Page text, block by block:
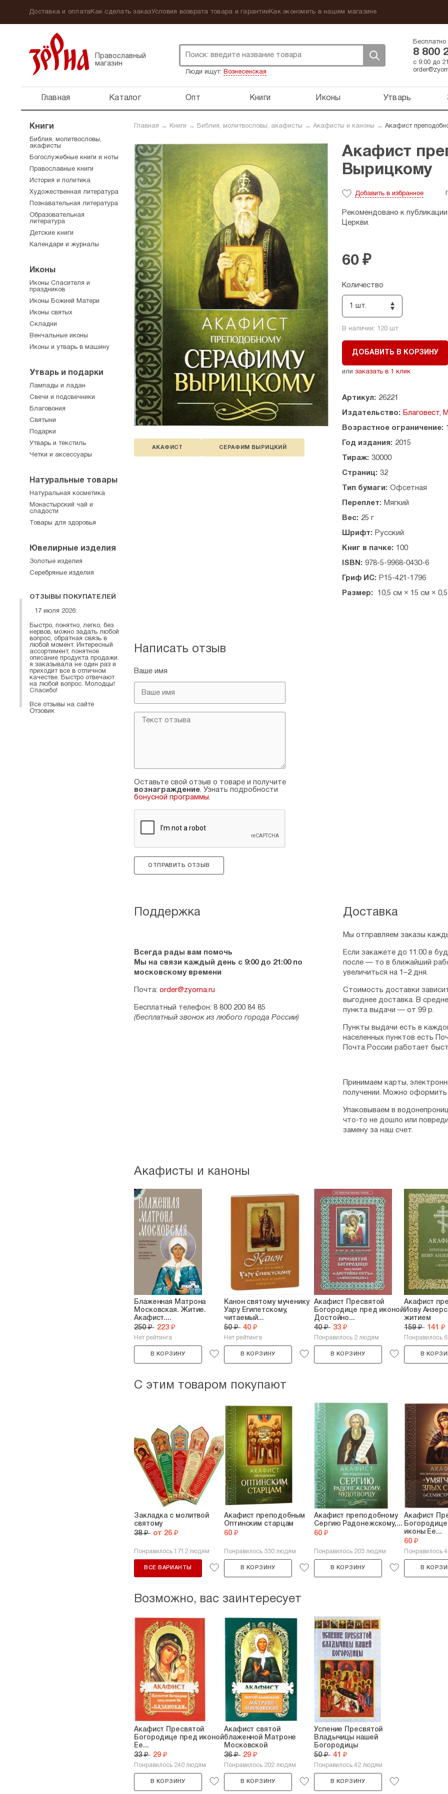
Доставка и оплатаКак сделать заказУсловия возврата товара и гарантии Как экономить в нашем магазине
Православный
магазин
Люди ищут: Вознесенская
Бесплатно
8 800
с 9:00 до
Главная Каталог Опт Книги Иконы Утварь
Главная → Книги → Библия, молитвословы, акафисты → Акафисты и каноны → Акафист
АКАФИСТ СЕРАФИМ ВЫРИЦКИЙ
Акафист
Вырицкому
Добавить в избранное
Рекомендовано к
Церкви.
60 ₽
Количество
1 шт.
В наличии: 120шт.
ДОБАВИТЬ В КОРЗИНУ
или заказать в 1 клик
Артикул: 26221
Издательство: Благовест,
Возрастное ограничение:
Год издания: 2015
Тираж: 30000
Страниц: 32
Тип бумаги: Офсетная
Переплет: Мягкий
Вес: 25 г
Шрифт: Русский
Книг в пачке: 100
ISBN: 978-5-9968-0430-6
Гриф ИС: Р15-421-1796
Размер: 10,5 см × 15 см ×
Написать отзыв
Ваше имя
Оставьте свой отзыв о товаре и получите
вознаграждение. Узнать подробности
бонусной программы.
ОТПРАВИТЬ ОТЗЫВ
Поддержка
Всегда рады вам помочь
Мы на связи каждый день с 9:00 до 21:00 по
московскому времени
Почта: order@zyorna.ru
Бесплатный телефон: 8 800 200 84 85
(бесплатный звонок из любого города России)
Доставка
Мы отправляем заказы
Если закажете до 11:00 в
после — то в ближайший
увеличиться на 1–2 дня.
Стоимость доставки
выгоднее доставка. В
пункта выдачи — от 99 р.
Пункты выдачи есть в
населенных пунктов есть
Почта России работает
Принимаем карты,
получении. Можно оформить
Упаковываем в
что-то не дошло или
замену за наш счет.
Акафисты и каноны
Блаженная Матрона
Московская. Житие.
Акафист....
250 ₽ 223 ₽
Нет рейтинга
В КОРЗИНУ
Канон святому мученику
Уару Египетскому,
читаемый...
50 ₽ 40 ₽
Нет рейтинга
В КОРЗИНУ
Акафист Пресвятой
Богородице пред иконой
Достойно...
40 ₽ 33 ₽
Понравилось 2 людям
В КОРЗИНУ
Акафист
Иову
житием
159 ₽ 141 ₽
Понравилось
В
С этим товаром покупают
Закладка с молитвой
святому
38 ₽ от 26 ₽
Понравилось 1712 людям
ВСЕ ВАРИАНТЫ
Акафист преподобным
Оптинским старцам
60 ₽
Понравилось 330 людям
В КОРЗИНУ
Акафист преподобному
Сергию Радонежскому,...
60 ₽
Понравилось 203 людям
В КОРЗИНУ
Акафист
Богородице
иконы Ее...
60 ₽
Понравилось
В
Возможно, вас заинтересует
Акафист Пресвятой
Богородице пред иконой
Ее...
33 ₽ 29 ₽
Понравилось 240 людям
В КОРЗИНУ
Акафист святой
блаженной Матроне
Московской
36 ₽ 29 ₽
Понравилось 202 людям
В КОРЗИНУ
Успение Пресвятой
Владычицы нашей
Богородицы
50 ₽ 41 ₽
Понравилось 42 людям
В КОРЗИНУ
Книги
Библия, молитвословы,
акафисты
Богослужебные книги и ноты
Православные книги
История и политика
Художественная литература
Познавательная литература
Образовательная
литература
Детские книги
Календари и журналы
Иконы
Иконы Спасителя и
праздников
Иконы Божией Матери
Иконы святых
Складни
Венчальные иконы
Иконы и утварь в машину
Утварь и подарки
Лампады и ладан
Свечи и подсвечники
Благовония
Святыни
Подарки
Утварь и текстиль
Четки и аксессуары
Натуральные товары
Натуральная косметика
Монастырский чай и
сладости
Товары для здоровья
Ювелирные изделия
Золотые изделия
Серебряные изделия
ОТЗЫВЫ ПОКУПАТЕЛЕЙ
17 июля 2026:
Быстро, понятно, легко, без
нервов, можно задать любой
вопрос, обратная связь в
любой момент. Интересный
ассортимент, понятное
описание продукта продажи.
я заказывала не один раз и
приходит все в отличном
качестве. Быстро отвечают
на любой вопрос. Молодцы!
Спасибо!
Все отзывы на сайте
Отзовик